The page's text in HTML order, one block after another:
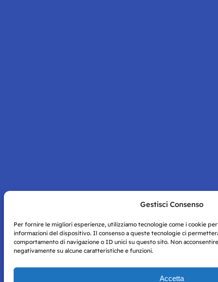
Gestisci Consenso
Per fornire le migliori esperienze, utilizziamo tecnologie come i cookie
informazioni del dispositivo. Il consenso a queste tecnologie ci
comportamento di navigazione o ID unici su questo sito. Non
negativamente su alcune caratteristiche e funzioni.
Accetta